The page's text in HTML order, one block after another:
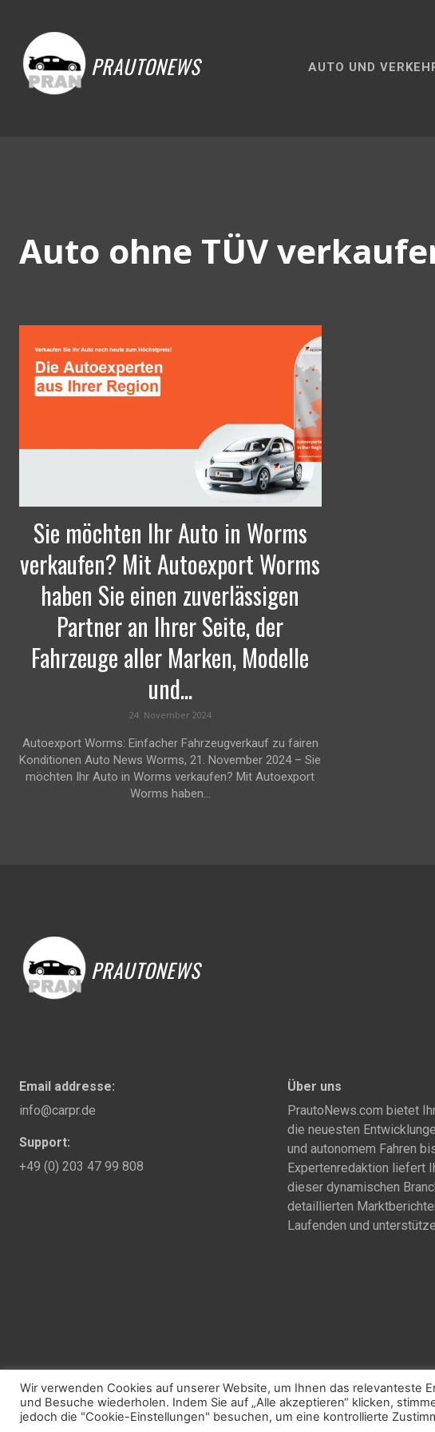
PRAUTONEWS AUTO UND
Auto ohne TÜV
Sie möchten Ihr Auto in Worms
verkaufen? Mit Autoexport Worms
haben Sie einen zuverlässigen
Partner an Ihrer Seite, der
Fahrzeuge aller Marken, Modelle
und...
24. November 2024
Autoexport Worms: Einfacher Fahrzeugverkauf zu fairen
Konditionen Auto News Worms, 21. November 2024 – Sie
möchten Ihr Auto in Worms verkaufen? Mit Autoexport
Worms haben...
PRAUTONEWS
Email addresse:
info@carpr.de
Support:
+49 (0) 203 47 99 808
Über uns
PrautoNews.com bietet
die neuesten
und autonomem Fahren
Expertenredaktion liefert
dieser dynamischen
detaillierten
Laufenden und
Wir verwenden Cookies auf unserer Website, um Ihnen das relevanteste
und Besuche wiederholen. Indem Sie auf „Alle akzeptieren“ klicken,
jedoch die "Cookie-Einstellungen" besuchen, um eine kontrollierte